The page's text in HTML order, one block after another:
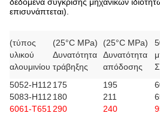
επισυνάπτεται).
(τύπος
υλικού
αλουμινίου
(25°C MPa)
Δυνατότητα
τράβηξης
(25°C MPa)
Δυνατότητα
απόδοσης
5052-H112 175 195
5083-H112 180 211
6061-T651 290 240